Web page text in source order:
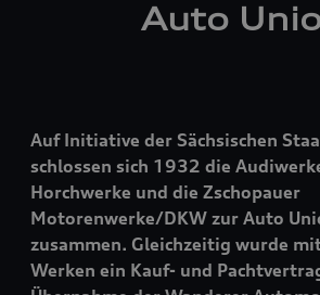
Auto
Auf Initiative der Sächsischen
schlossen sich 1932 die
Horchwerke und die Zschopauer
Motorenwerke/DKW zur Auto
zusammen. Gleichzeitig wurde
Werken ein Kauf- und